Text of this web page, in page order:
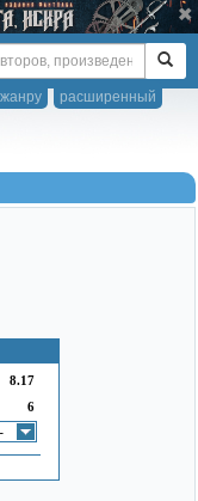
расширенный
8.17
6
-